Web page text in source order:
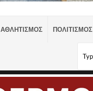
ΑΘΛΗΤΙΣΜΟΣ ΠΟΛΙΤΙΣΜΟΣ